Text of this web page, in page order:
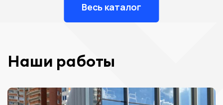
Весь каталог
Наши работы